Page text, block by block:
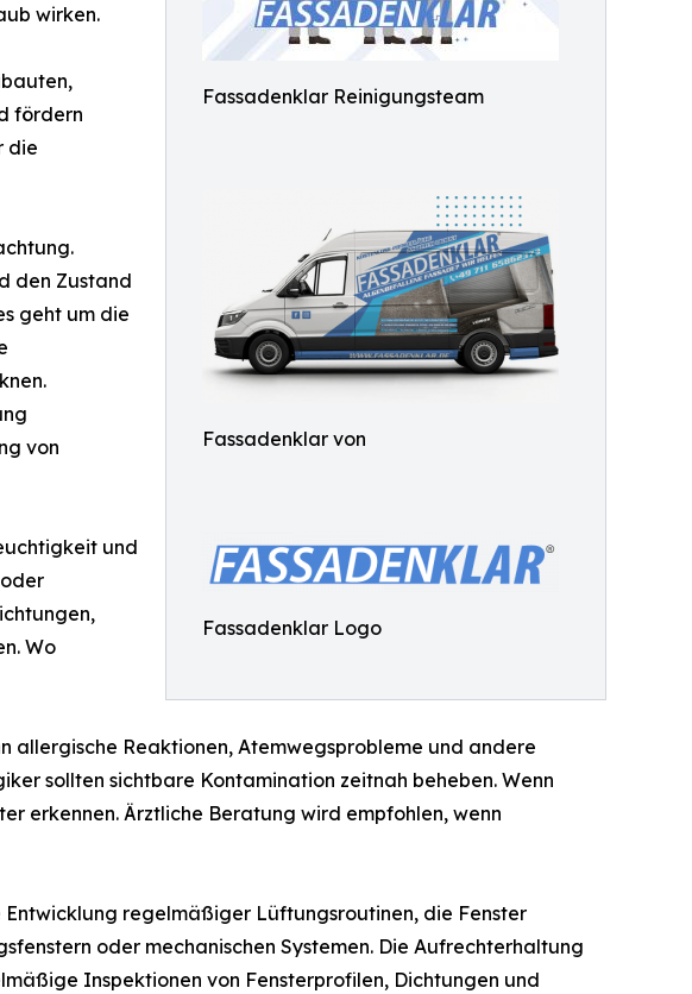
Fassadenklar Reinigungsteam
Fassadenklar von
Fassadenklar Logo
wirken.
fördern
die
den Zustand
geht um die
von
und
Wo
allergische Reaktionen, Atemwegsprobleme und andere
sollten sichtbare Kontamination zeitnah beheben. Wenn
erkennen. Ärztliche Beratung wird empfohlen, wenn
regelmäßiger Lüftungsroutinen, die Fenster
oder mechanischen Systemen. Die Aufrechterhaltung
Inspektionen von Fensterprofilen, Dichtungen und